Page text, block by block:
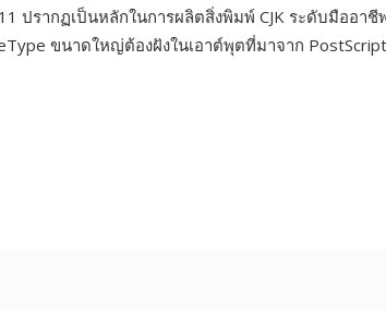
ปรากฏเป็นหลักในการผลิตสิ่งพิมพ์ CJK ระดับมืออาชี
ขนาดใหญ่ต้องฝังในเอาต์พุตที่มาจาก PostScript